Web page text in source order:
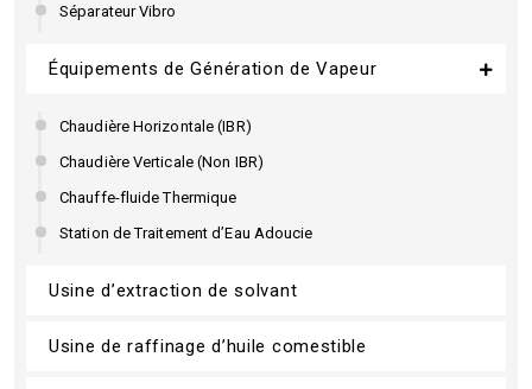
Séparateur Vibro
Équipements de Génération de Vapeur
Chaudière Horizontale (IBR)
Chaudière Verticale (Non IBR)
Chauffe-fluide Thermique
Station de Traitement d’Eau Adoucie
Usine d’extraction de solvant
Usine de raffinage d’huile comestible